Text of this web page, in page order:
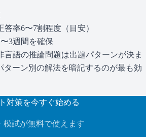
答率6〜7割程度（目安）
3週間を確保
言語の推論問題は出題パターンが決ま
ターン別の解法を暗記するのが最も効
対策を今すぐ始める
模試が無料で使えます